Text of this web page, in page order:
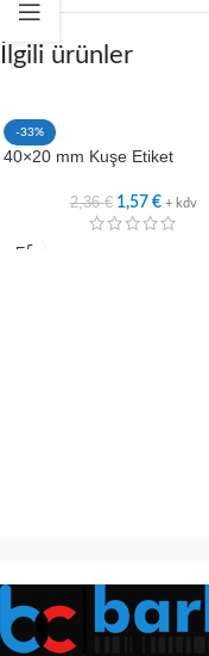
İlgili ürünler
-33%
40×20 mm Kuşe Etiket
2,36€ 1,57 € + kdv